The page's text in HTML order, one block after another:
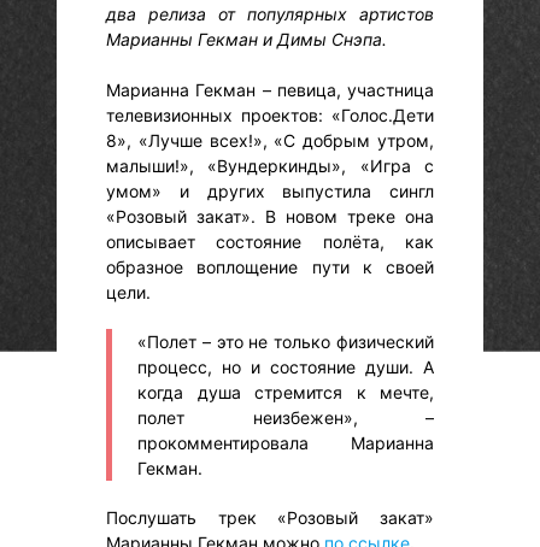
два релиза от популярных артистов
Марианны Гекман и Димы Снэпа.
Марианна Гекман – певица, участница
телевизионных проектов: «Голос.Дети
8», «Лучше всех!», «С добрым утром,
малыши!», «Вундеркинды», «Игра с
умом» и других выпустила сингл
«Розовый закат». В новом треке она
описывает состояние полёта, как
образное воплощение пути к своей
цели.
«Полет – это не только физический
процесс, но и состояние души. А
когда душа стремится к мечте,
полет неизбежен», –
прокомментировала Марианна
Гекман.
Послушать трек «Розовый закат»
Марианны Гекман можно по ссылке.